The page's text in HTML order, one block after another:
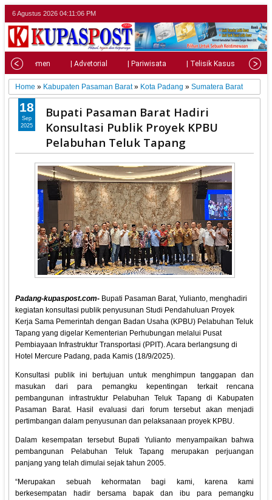
6 Agustus 2026 04:11:08 PM
| Parlemen | Advetorial | Pariwisata | Telisik Kasus |
Home » Kabupaten Pasaman Barat» Kota Padang »Sumatera Barat
Bupati Pasaman Barat Hadiri
Konsultasi Publik Proyek KPBU
Pelabuhan Teluk Tapang
Padang-kupaspost.com- Bupati Pasaman Barat, Yulianto, menghadiri
kegiatan konsultasi publik penyusunan Studi Pendahuluan Proyek
Kerja Sama Pemerintah dengan Badan Usaha (KPBU) Pelabuhan Teluk
Tapang yang digelar Kementerian Perhubungan melalui Pusat
Pembiayaan Infrastruktur Transportasi (PPIT). Acara berlangsung di
Hotel Mercure Padang, pada Kamis (18/9/2025).
Konsultasi publik ini bertujuan untuk menghimpun tanggapan dan
masukan dari para pemangku kepentingan terkait rencana
pembangunan infrastruktur Pelabuhan Teluk Tapang di Kabupaten
Pasaman Barat. Hasil evaluasi dari forum tersebut akan menjadi
pertimbangan dalam penyusunan dan pelaksanaan proyek KPBU.
Dalam kesempatan tersebut Bupati Yulianto menyampaikan bahwa
pembangunan Pelabuhan Teluk Tapang merupakan perjuangan
panjang yang telah dimulai sejak tahun 2005.
“Merupakan sebuah kehormatan bagi kami, karena kami
berkesempatan hadir bersama bapak dan ibu para pemangku
18
Sep
2025